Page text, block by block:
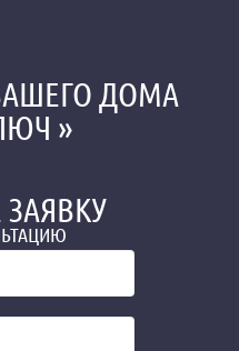
ДОМА
»
ЗАЯВКУ